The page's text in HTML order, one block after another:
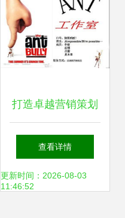
打造卓越营销策划
能力 市场营销策划
精品课程网站深度
查看详情
更新时间：2026-08-03
11:46:52